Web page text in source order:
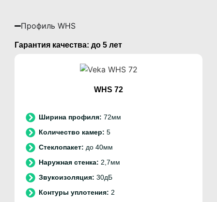
Профиль WHS
Гарантия качества: до 5 лет
WHS 72
: 72мм
: 5
: до 40мм
: 2,7мм
: 30дБ
: 2